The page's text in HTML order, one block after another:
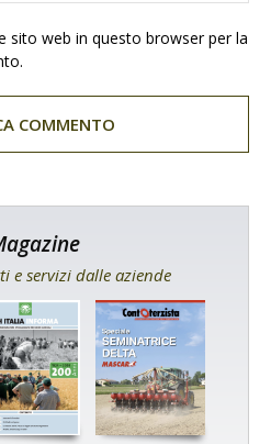
sito web in questo browser per la
e servizi dalle aziende